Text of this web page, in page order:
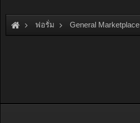
ฟอรั่ม General Marketplace